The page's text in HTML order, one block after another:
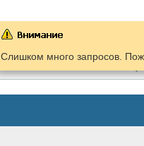
Слишком много запросов.